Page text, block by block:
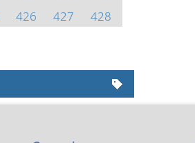
426 427
428